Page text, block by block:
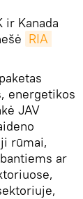
ir Kanada
RIA
energetikos
JAV
rūmai,
ar